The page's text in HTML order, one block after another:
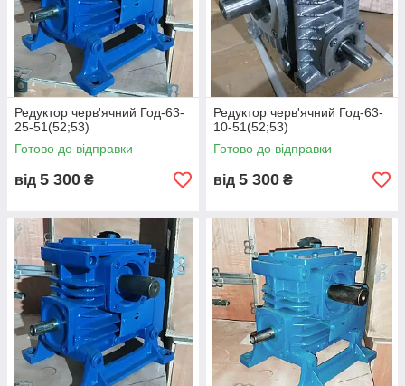
Редуктор черв'ячний Год-63-
25-51(52;53)
Готово до відправки
від 5 300 ₴
Редуктор черв'ячний Год-63-
10-51(52;53)
Готово до відправки
від 5 300 ₴